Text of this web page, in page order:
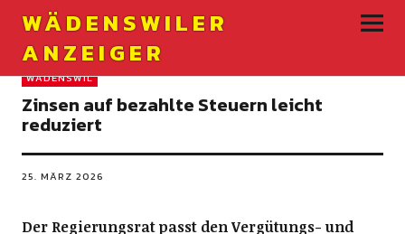
WÄDENSWILER
ANZEIGER
WÄDENSWIL
Zinsen auf bezahlte Steuern leicht
reduziert
25. MÄRZ 2026
Der Regierungsrat passt den Vergütungs- und